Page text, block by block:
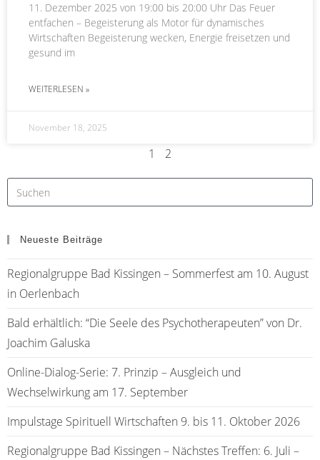
11. Dezember 2025 von 19:00 bis 20:00 Uhr Das Feuer
entfachen – Begeisterung als Motor für dynamisches
Wirtschaften Begeisterung wecken, Energie freisetzen und
gesund im
WEITERLESEN »
November 18, 2025
1 2
Neueste Beiträge
Regionalgruppe Bad Kissingen – Sommerfest am 10. August
in Oerlenbach
Bald erhältlich: “Die Seele des Psychotherapeuten” von Dr.
Joachim Galuska
Online-Dialog-Serie: 7. Prinzip – Ausgleich und
Wechselwirkung am 17. September
Impulstage Spirituell Wirtschaften 9. bis 11. Oktober 2026
Regionalgruppe Bad Kissingen – Nächstes Treffen: 6. Juli –